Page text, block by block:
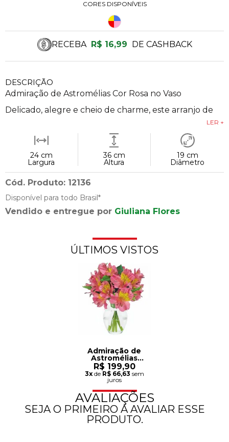
DESCRIÇÃO
Admiração de Astromélias Cor Rosa no Vaso
Delicado, alegre e cheio de charme, este arranjo de
LER +
CORES DISPONÍVEIS
24 cm
Largura
36 cm
Altura
19 cm
Diâmetro
Cód. Produto: 12136
Disponível para todo Brasil*
Vendido e entregue por Giuliana Flores
RECEBA R$ 16,99 DE CASHBACK
ÚLTIMOS VISTOS
Admiração de
Astromélias
Cor Rosa no
Vaso
R$ 199,90
3xde R$ 66,63 sem
juros
AVALIAÇÕES
SEJA O PRIMEIRO A AVALIAR ESSE
PRODUTO.